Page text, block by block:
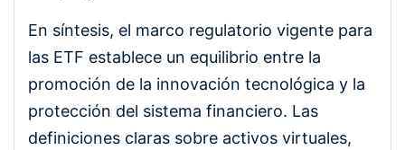
En síntesis, el marco regulatorio vigente para
las ETF establece un equilibrio entre la
promoción de la innovación tecnológica y la
protección del sistema financiero. Las
definiciones claras sobre activos virtuales,